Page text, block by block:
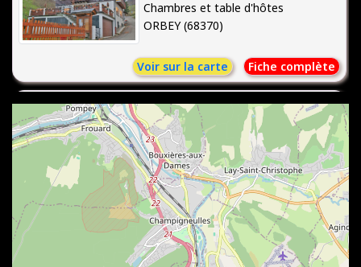
Chambres et table d'hôtes
ORBEY (68370)
Voir sur la carte Fiche complète
HÔTEL RESTAURANT AUX BRUYÈRES
Hôtel*** Restaurant
ORBEY (68370)
Voir sur la carte
Fiche complète
HÔTEL AU VIEUX MOULIN
Hôtel**
LAPOUTROIE (68650)
Voir sur la carte
Fiche complète